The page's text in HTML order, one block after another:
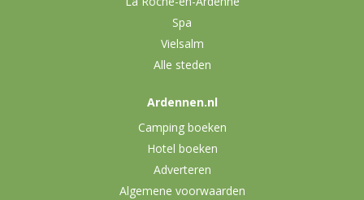
Spa
Vielsalm
Alle steden
Ardennen.nl
Camping boeken
Hotel boeken
Adverteren
Algemene voorwaarden